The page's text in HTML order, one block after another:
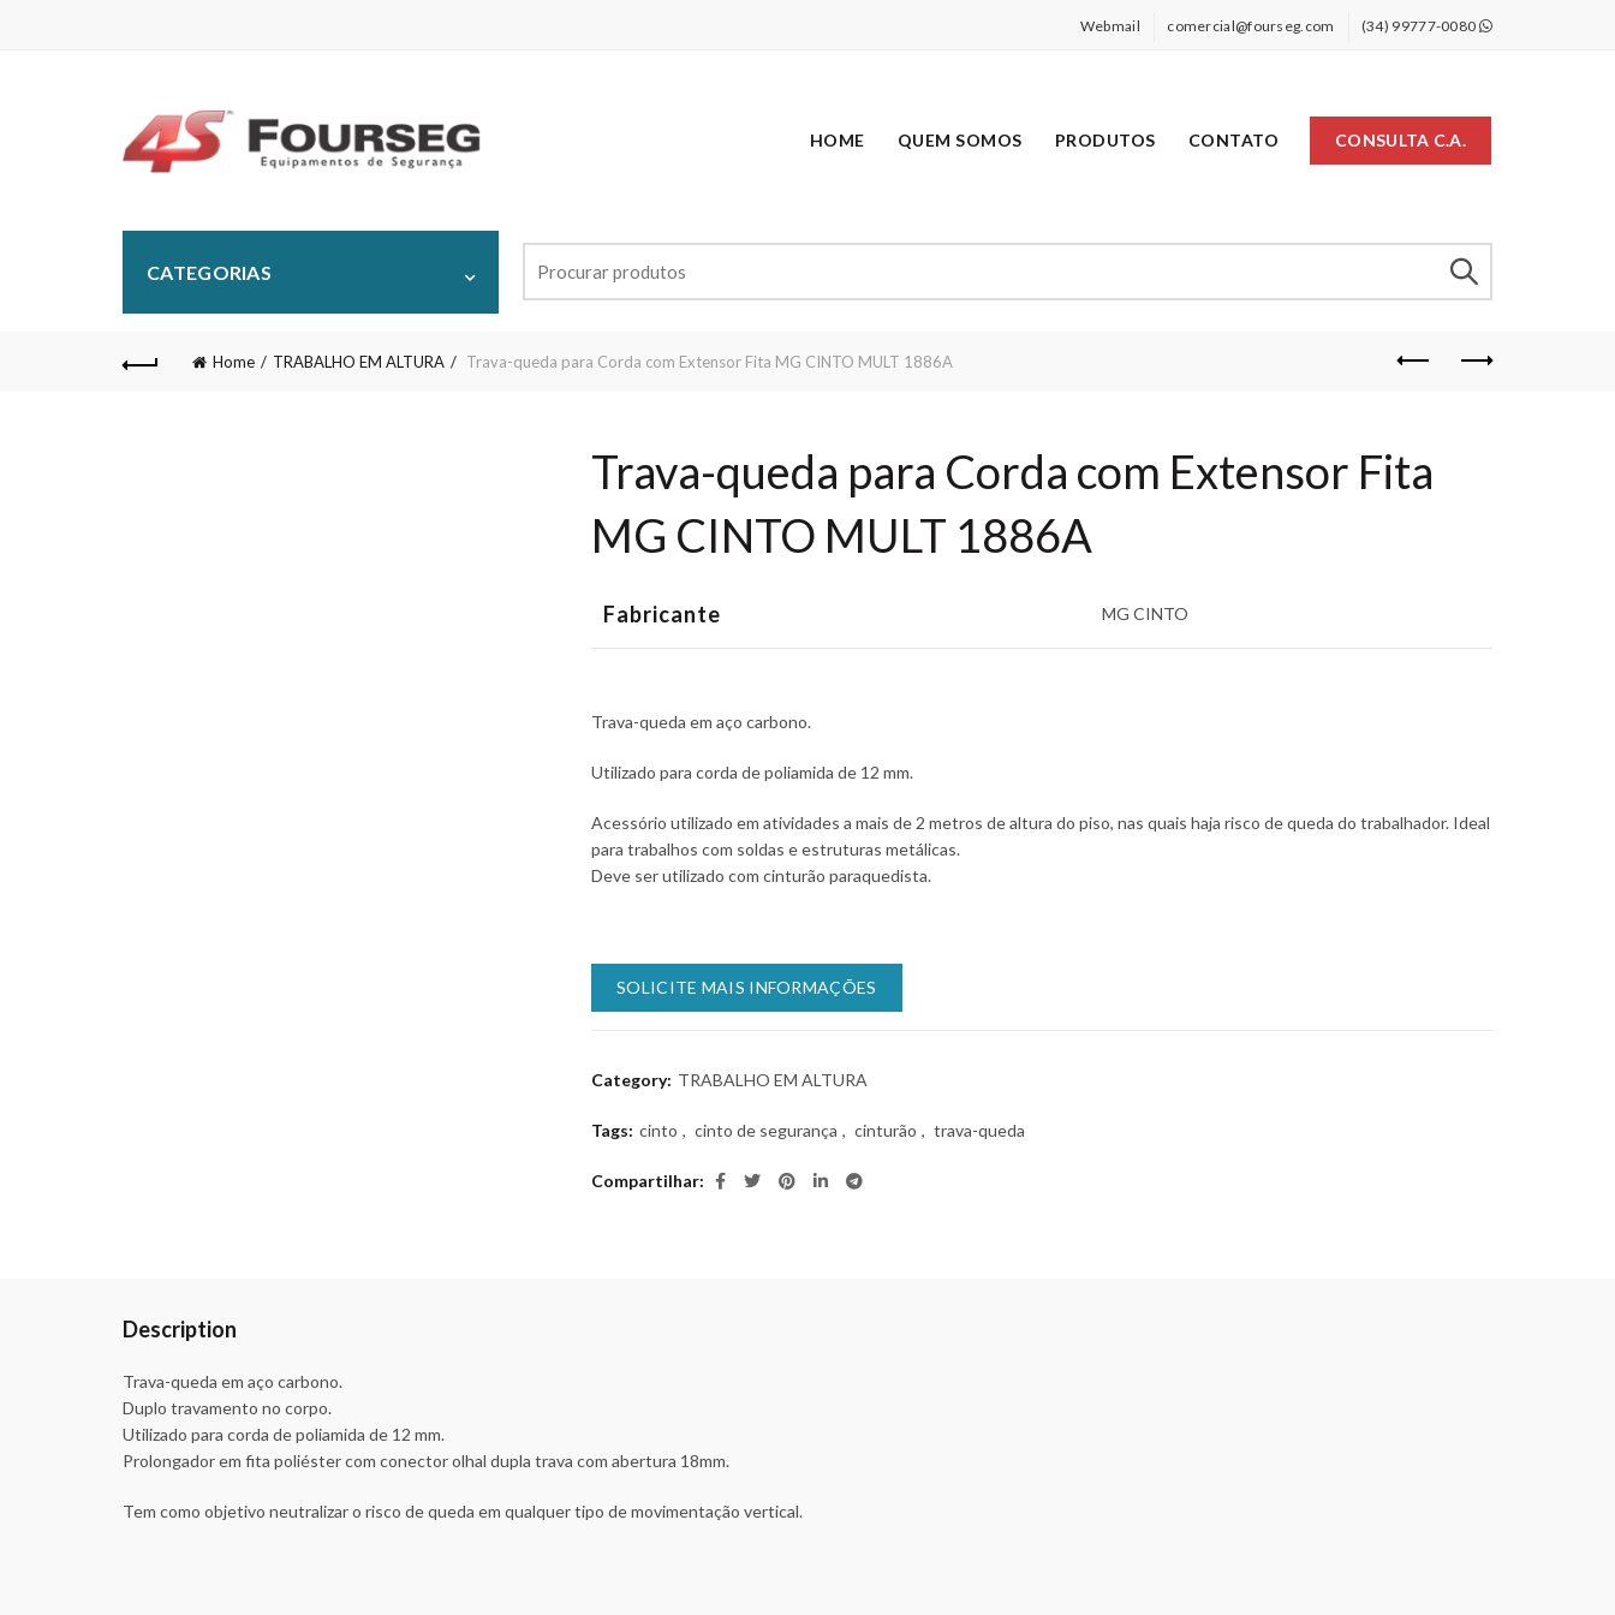
Webmail comercial@fourseg.com (34) 99777-0080
HOME QUEM SOMOS PRODUTOS CONTATO CONSULTA C.A.
CATEGORIAS
for:
Home TRABALHO EM ALTURA Trava-queda para Corda com Extensor Fita MG CINTO MULT 1886A
Trava-queda para Corda com Extensor Fita
MG CINTO MULT 1886A
Fabricante MG CINTO
Trava-queda em aço carbono.
Utilizado para corda de poliamida de 12 mm.
Acessório utilizado em atividades a mais de 2 metros de altura do piso, nas quais haja risco de queda do trabalhador. Ideal
para trabalhos com soldas e estruturas metálicas.
Deve ser utilizado com cinturão paraquedista.
SOLICITE MAIS INFORMAÇÕES
Category: TRABALHO EM ALTURA
Tags: cinto , cinto de segurança , cinturão , trava-queda
Compartilhar
Description
Trava-queda em aço carbono.
Duplo travamento no corpo.
Utilizado para corda de poliamida de 12 mm.
Prolongador em fita poliéster com conector olhal dupla trava com abertura 18mm.
Tem como objetivo neutralizar o risco de queda em qualquer tipo de movimentação vertical.